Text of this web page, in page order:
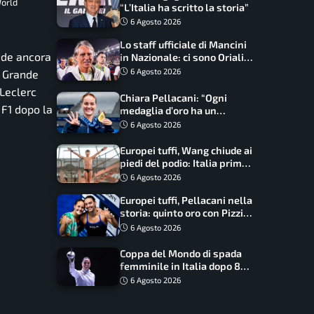
ancora
dopo la
“L’Italia ha scritto la storia”
6 Agosto 2026
Lo staff ufficiale di Mancini
in Nazionale: ci sono Oriali e
Bonucci, confermato un
6 Agosto 2026
Chiara Pellacani: “Ogni
medaglia d’oro ha un
significato diverso. Ho fatto
6 Agosto 2026
Europei tuffi, Wang chiude ai
piedi del podio: Italia prima
nel medagliere
6 Agosto 2026
Europei tuffi, Pellacani nella
storia: quinto oro con Pizzini
nel sincro da 3 metri
6 Agosto 2026
Coppa del Mondo di spada
femminile in Italia dopo 8
anni, Alberta Santuccio: “Il
6 Agosto 2026